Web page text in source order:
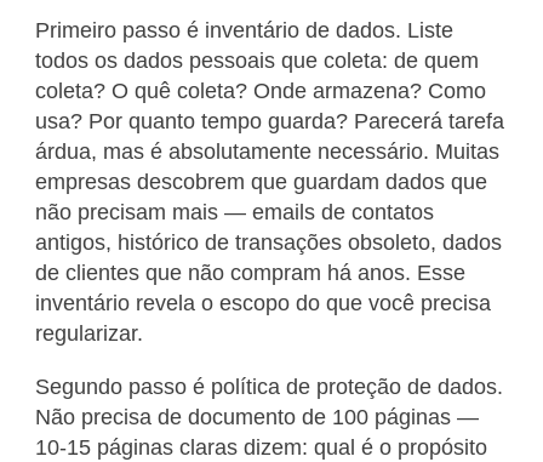
Primeiro passo é inventário de dados. Liste
todos os dados pessoais que coleta: de quem
coleta? O quê coleta? Onde armazena? Como
usa? Por quanto tempo guarda? Parecerá tarefa
árdua, mas é absolutamente necessário. Muitas
empresas descobrem que guardam dados que
não precisam mais — emails de contatos
antigos, histórico de transações obsoleto, dados
de clientes que não compram há anos. Esse
inventário revela o escopo do que você precisa
regularizar.
Segundo passo é política de proteção de dados.
Não precisa de documento de 100 páginas —
10-15 páginas claras dizem: qual é o propósito